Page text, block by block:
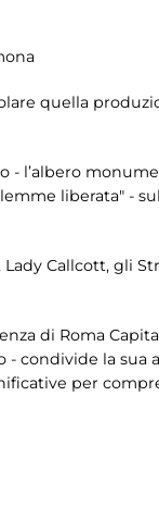
quella
- l’albero
liberata" -
Callcott, gli
di Roma
- condivide la sua
per